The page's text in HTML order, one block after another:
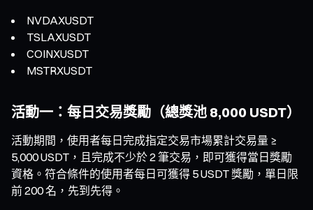
NVDAXUSDT
TSLAXUSDT
COINXUSDT
MSTRXUSDT
活動一：每日交易獎勵（總獎池 8,000 USDT）
活動期間，使用者每日完成指定交易市場累計交易量 ≥
5,000 USDT，且完成不少於 2 筆交易，即可獲得當日獎勵
資格。符合條件的使用者每日可獲得 5 USDT 獎勵，單日限
前 200 名，先到先得。